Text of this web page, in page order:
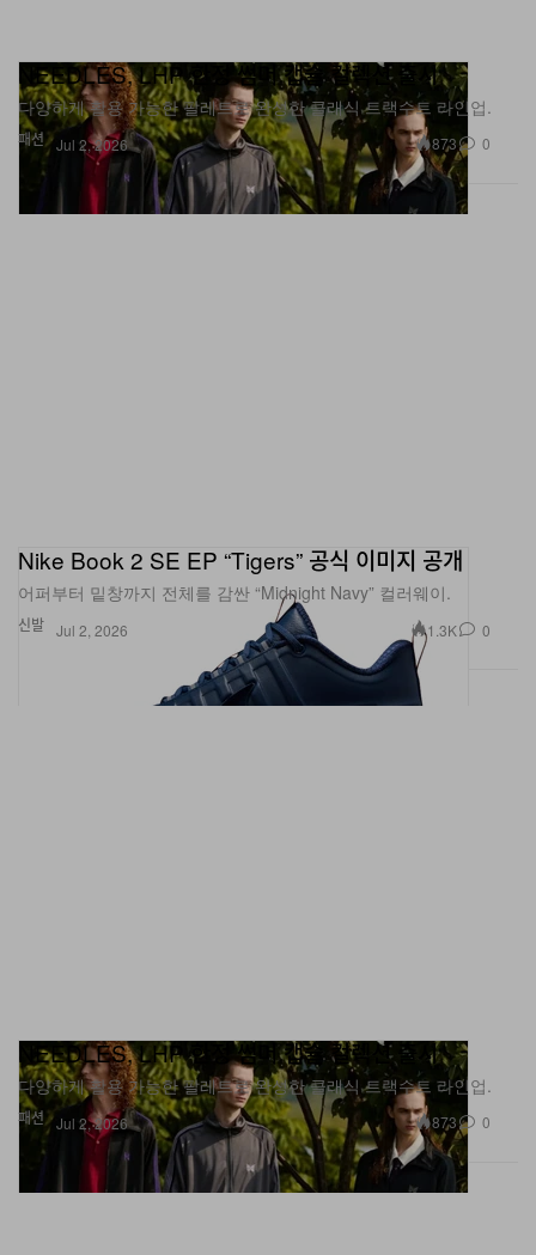
패션
NEEDLES, LHP 한정 썸머 캡슐 컬렉션 출시
다양하게 활용 가능한 팔레트로 완성한 클래식 트랙수트 라인업.
Jul 2, 2026 873 0
신발
Nike Book 2 SE EP “Tigers” 공식 이미지 공개
어퍼부터 밑창까지 전체를 감싼 “Midnight Navy” 컬러웨이.
Jul 2, 2026 1.3K 0
패션
NEEDLES, LHP 한정 썸머 캡슐 컬렉션 출시
다양하게 활용 가능한 팔레트로 완성한 클래식 트랙수트 라인업.
Jul 2, 2026 873 0